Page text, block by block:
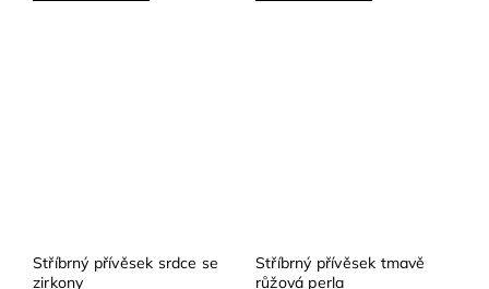
Stříbrný přívěsek srdce se
zirkony
Stříbrný přívěsek tmavě
růžová perla